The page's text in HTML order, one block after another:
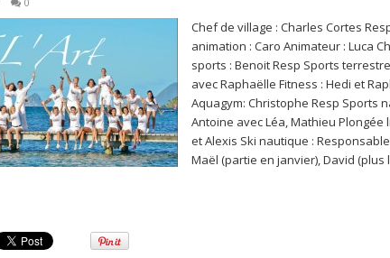
Chef de village : Charles Cortes
animation : Caro Animateur : Luca
sports : Benoit Resp Sports
avec Raphaëlle Fitness : Hedi et
Aquagym: Christophe Resp Sports
Antoine avec Léa, Mathieu Plongée
et Alexis Ski nautique :
Maël (partie en janvier), David (plus